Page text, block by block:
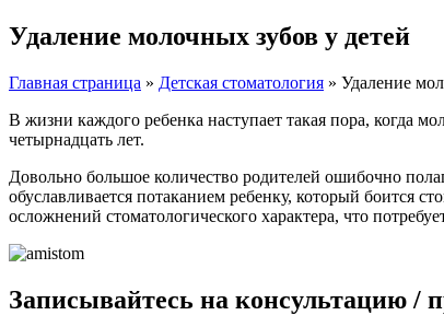
Удаление молочных зубов у детей
Главная страница » Детская стоматология » Удаление
В жизни каждого ребенка наступает такая пора, когда
четырнадцать лет.
Довольно большое количество родителей ошибочно
обуславливается потаканием ребенку, который боится
осложнений стоматологического характера, что
Записывайтесь на консультацию /